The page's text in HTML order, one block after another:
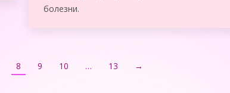
болезни.
8 9 10 … 13 →